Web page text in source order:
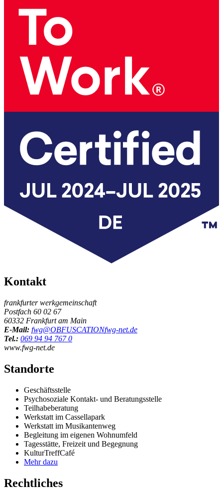
Kontakt
frankfurter werkgemeinschaft
Postfach 60 02 67
60332 Frankfurt am Main
E-Mail: fwg@OBFUSCATIONfwg-net.de
Tel.: 069 94 94 767 0
www.fwg-net.de
Standorte
Geschäftsstelle
Psychosoziale Kontakt- und Beratungsstelle
Teilhabeberatung
Werkstatt im Cassellapark
Werkstatt im Musikantenweg
Begleitung im eigenen Wohnumfeld
Tagesstätte, Freizeit und Begegnung
KulturTreffCafé
Mehr dazu
Rechtliches